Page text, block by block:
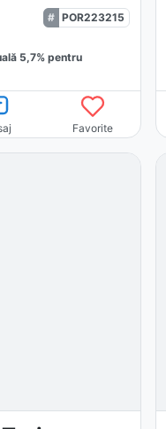
POR223215
5,7% pentru
Favorite